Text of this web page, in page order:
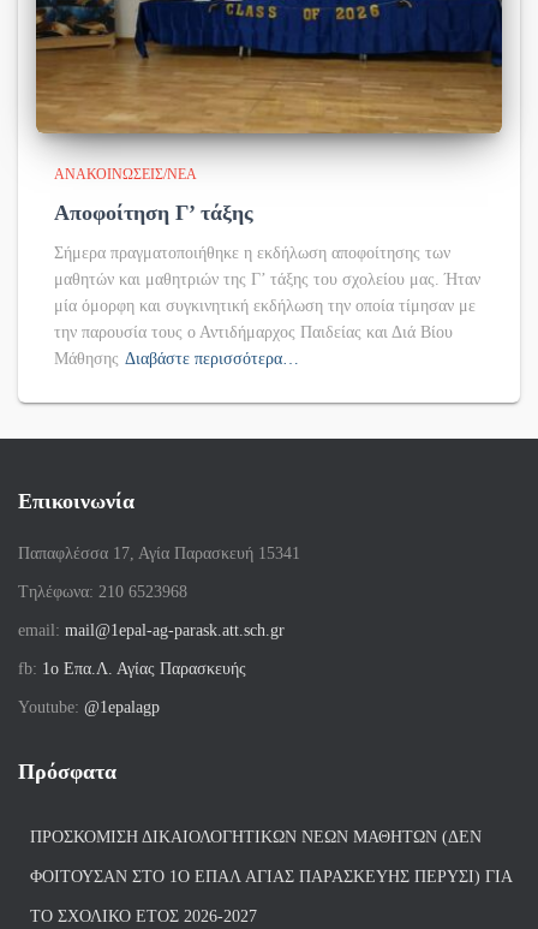
ΑΝΑΚΟΙΝΏΣΕΙΣ/ΝΈΑ
Αποφοίτηση Γ’ τάξης
Σήμερα πραγματοποιήθηκε η εκδήλωση αποφοίτησης των
μαθητών και μαθητριών της Γ’ τάξης του σχολείου μας. Ήταν
μία όμορφη και συγκινητική εκδήλωση την οποία τίμησαν με
την παρουσία τους ο Αντιδήμαρχος Παιδείας και Διά Βίου
Μάθησης Διαβάστε περισσότερα…
Επικοινωνία
Παπαφλέσσα 17, Αγία Παρασκευή 15341
Tηλέφωνα: 210 6523968
email: mail@1epal-ag-parask.att.sch.gr
fb: 1ο Επα.Λ. Αγίας Παρασκευής
Youtube: @1epalagp
Πρόσφατα
ΠΡΟΣΚΌΜΙΣΗ ΔΙΚΑΙΟΛΟΓΗΤΙΚΏΝ ΝΈΩΝ ΜΑΘΗΤΏΝ (ΔΕΝ
ΦΟΙΤΟΎΣΑΝ ΣΤΟ 1Ο ΕΠΑΛ ΑΓΙΑΣ ΠΑΡΑΣΚΕΥΗΣ ΠΈΡΥΣΙ) ΓΙΑ
ΤΟ ΣΧΟΛΙΚΌ ΈΤΟΣ 2026-2027